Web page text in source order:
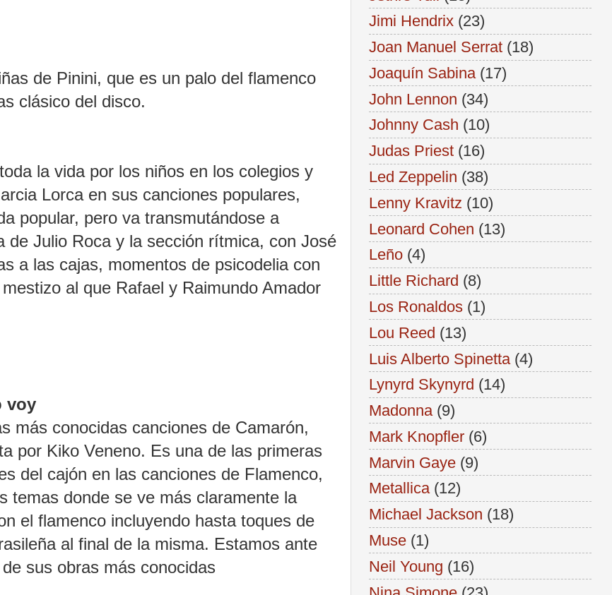
de Pinini, que es un palo del flamenco
clásico del disco.
la vida por los niños en los colegios y
Lorca en sus canciones populares,
popular, pero va transmutándose a
de Julio Roca y la sección rítmica, con José
a las cajas, momentos de psicodelia con
al que Rafael y Raimundo Amador
voy
más conocidas canciones de Camarón,
por Kiko Veneno. Es una de las primeras
del cajón en las canciones de Flamenco,
temas donde se ve más claramente la
el flamenco incluyendo hasta toques de
al final de la misma. Estamos ante
sus obras más conocidas
Jimi Hendrix (23)
Joan Manuel Serrat (18)
Joaquín Sabina (17)
John Lennon (34)
Johnny Cash (10)
Judas Priest (16)
Led Zeppelin (38)
Lenny Kravitz (10)
Leonard Cohen (13)
Leño (4)
Little Richard (8)
Los Ronaldos (1)
Lou Reed (13)
Luis Alberto Spinetta (4)
Lynyrd Skynyrd (14)
Madonna (9)
Mark Knopfler (6)
Marvin Gaye (9)
Metallica (12)
Michael Jackson (18)
Muse (1)
Neil Young (16)